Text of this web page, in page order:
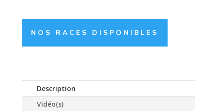
NOS RACES DISPONIBLES
Description
Vidéo(s)